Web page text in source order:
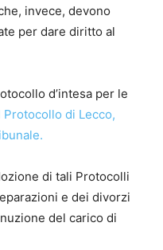
invece, devono
per dare diritto al
d’intesa per le
Protocollo di Lecco,
di tali Protocolli
e dei divorzi
del carico di